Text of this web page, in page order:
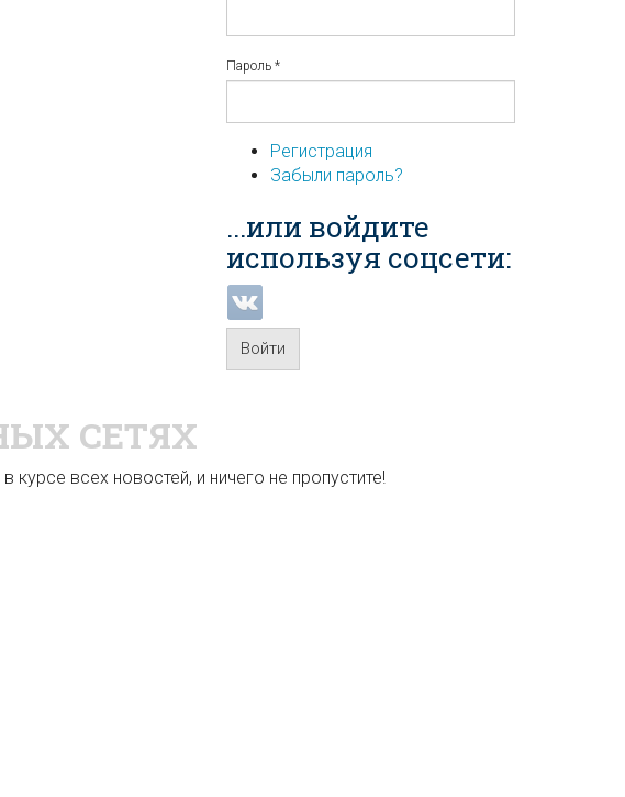
Пароль *
Регистрация
Забыли пароль?
...или войдите
используя соцсети:
Войти
СЕТЯХ
всех новостей, и ничего не пропустите!